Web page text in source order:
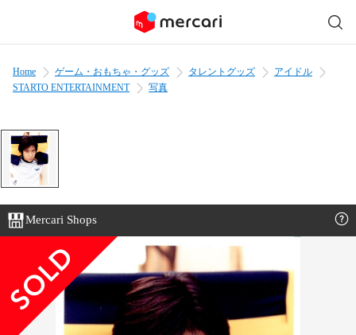
Home ゲーム・おもちゃ・グッズ タレントグッズ
アイドル
STARTO ENTERTAINMENT
写真
Mercari Shops